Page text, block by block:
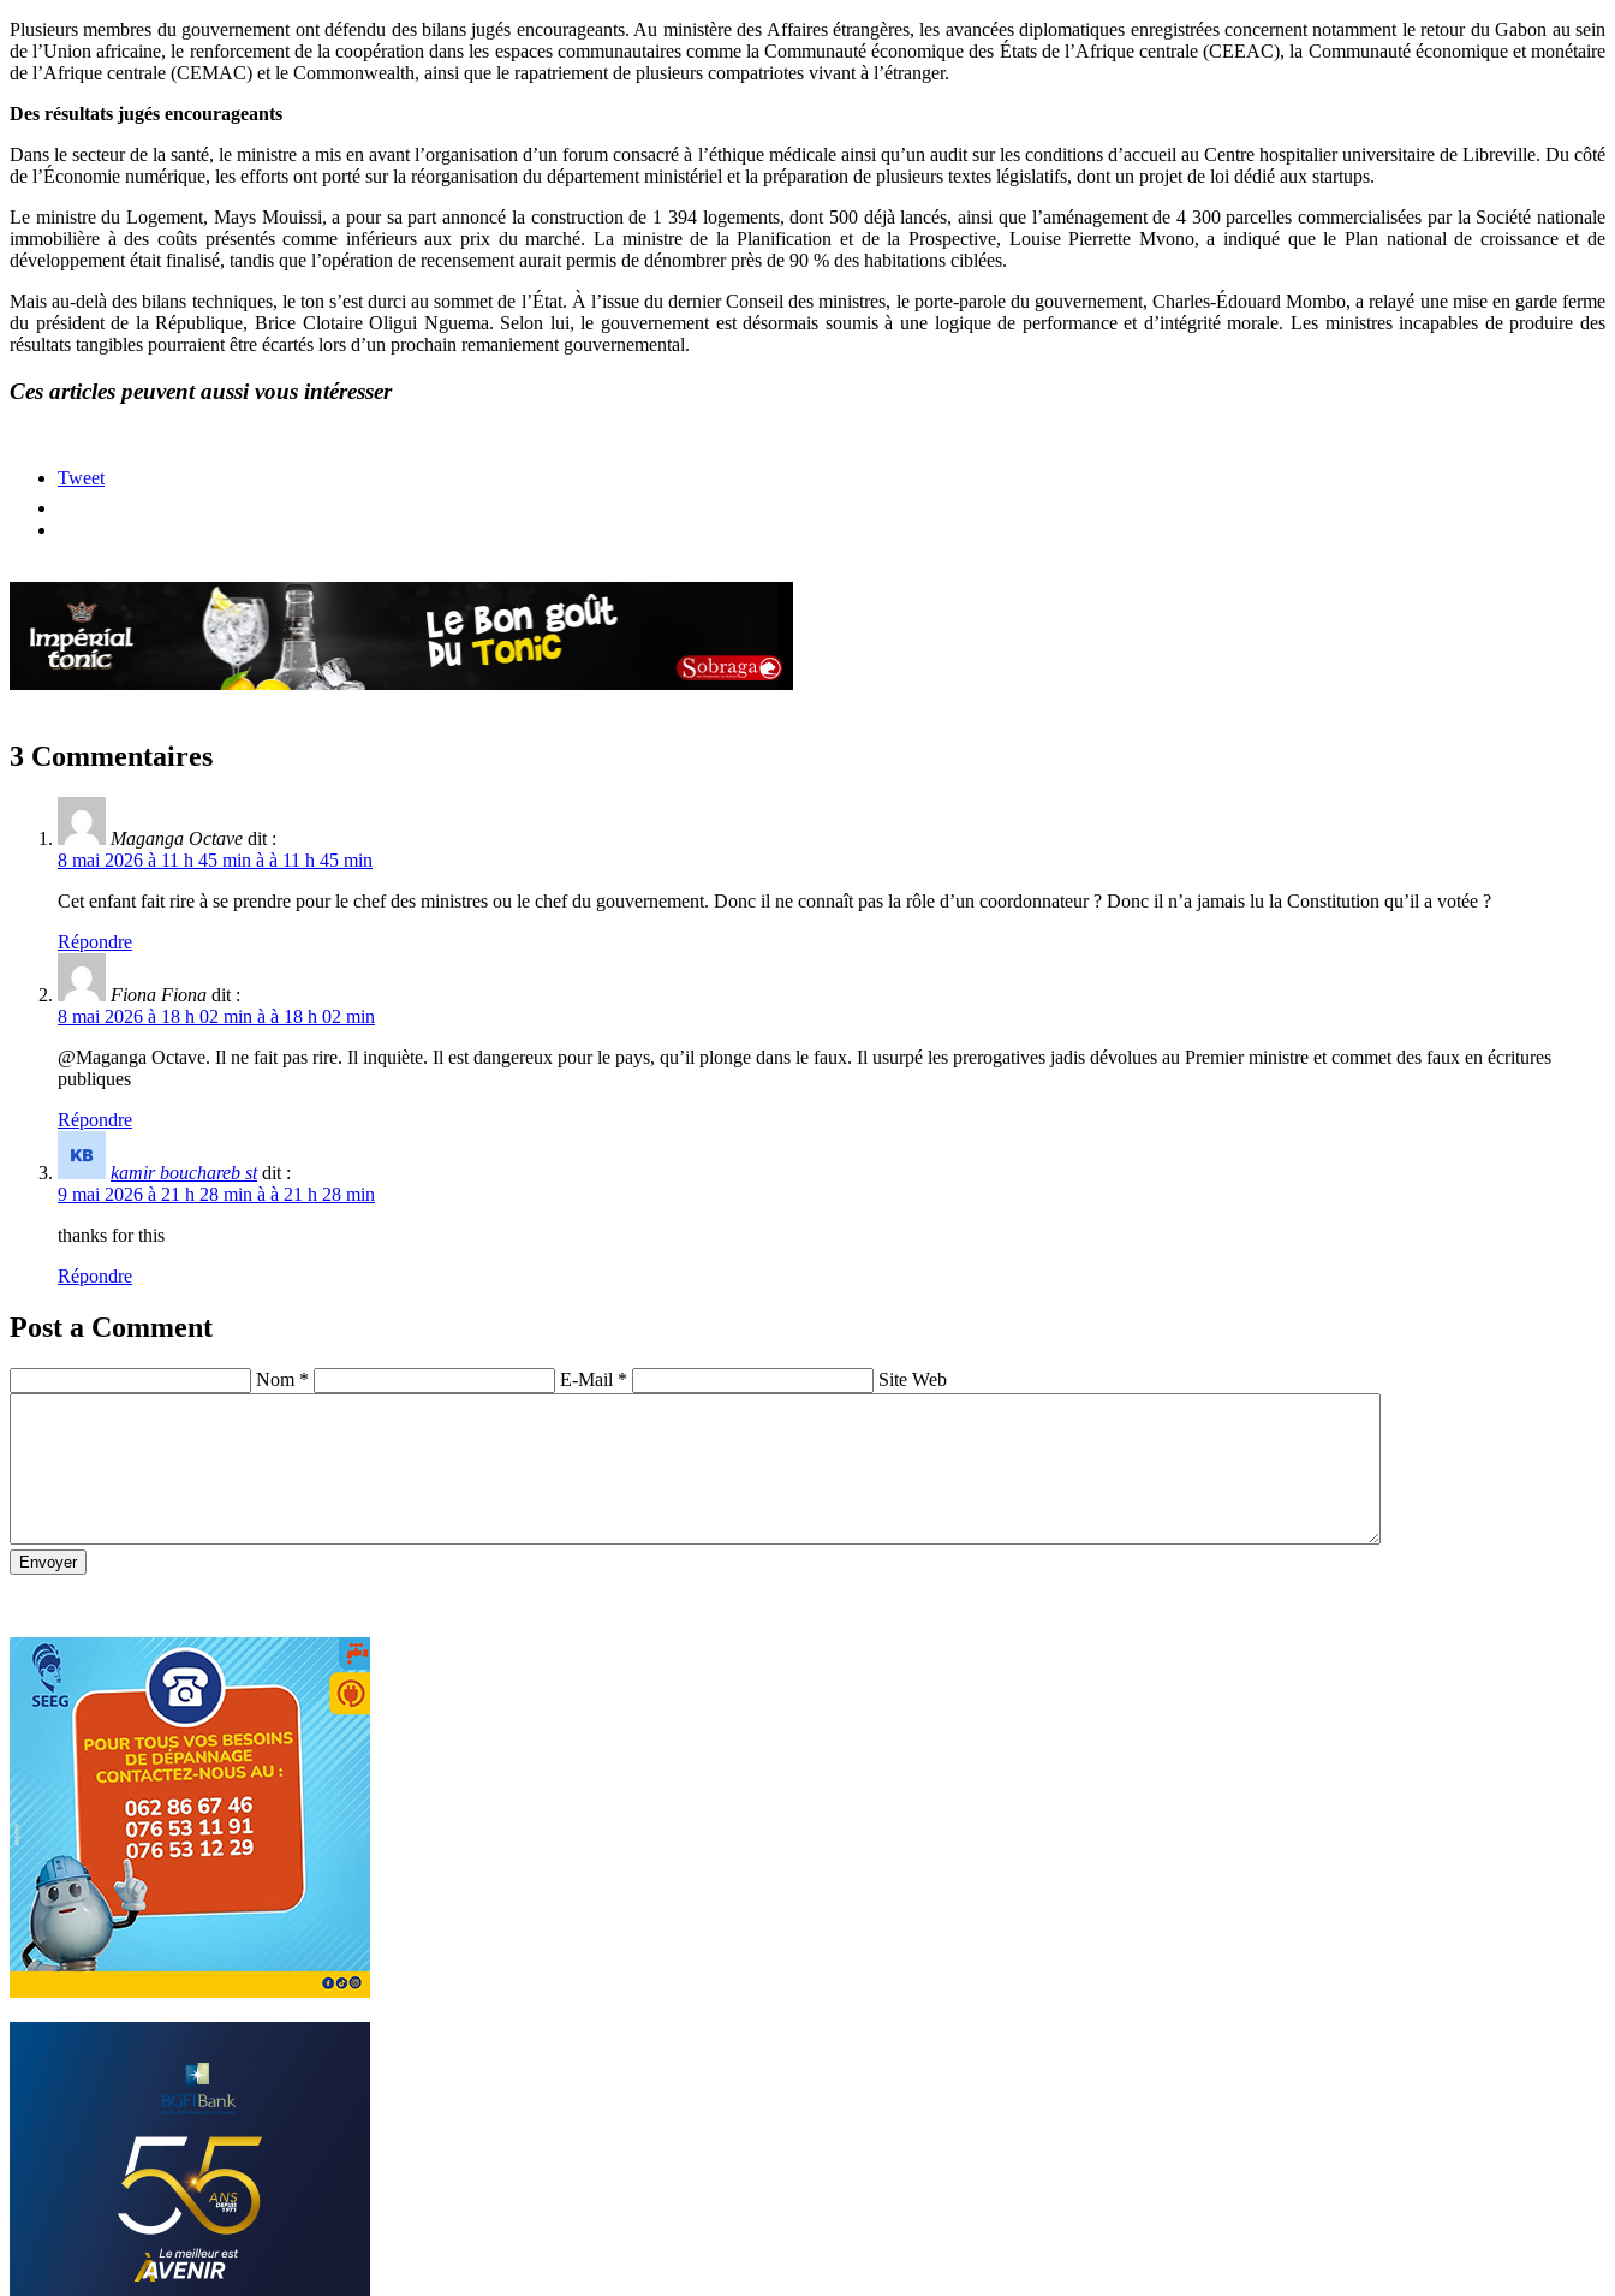
Plusieurs membres du gouvernement ont défendu des bilans jugés encourageants. Au ministère des Affaires étrangères, les avancées diplomatiques enregistrées concernent notamment le retour du Gabon au sein
de l’Union africaine, le renforcement de la coopération dans les espaces communautaires comme la Communauté économique des États de l’Afrique centrale (CEEAC), la Communauté économique et monétaire
de l’Afrique centrale (CEMAC) et le Commonwealth, ainsi que le rapatriement de plusieurs compatriotes vivant à l’étranger.
Des résultats jugés encourageants
Dans le secteur de la santé, le ministre a mis en avant l’organisation d’un forum consacré à l’éthique médicale ainsi qu’un audit sur les conditions d’accueil au Centre hospitalier universitaire de Libreville. Du côté
de l’Économie numérique, les efforts ont porté sur la réorganisation du département ministériel et la préparation de plusieurs textes législatifs, dont un projet de loi dédié aux startups.
Le ministre du Logement, Mays Mouissi, a pour sa part annoncé la construction de 1 394 logements, dont 500 déjà lancés, ainsi que l’aménagement de 4 300 parcelles commercialisées par la Société nationale
immobilière à des coûts présentés comme inférieurs aux prix du marché. La ministre de la Planification et de la Prospective, Louise Pierrette Mvono, a indiqué que le Plan national de croissance et de
développement était finalisé, tandis que l’opération de recensement aurait permis de dénombrer près de 90 % des habitations ciblées.
Mais au-delà des bilans techniques, le ton s’est durci au sommet de l’État. À l’issue du dernier Conseil des ministres, le porte-parole du gouvernement, Charles-Édouard Mombo, a relayé une mise en garde ferme
du président de la République, Brice Clotaire Oligui Nguema. Selon lui, le gouvernement est désormais soumis à une logique de performance et d’intégrité morale. Les ministres incapables de produire des
résultats tangibles pourraient être écartés lors d’un prochain remaniement gouvernemental.
Ces articles peuvent aussi vous intéresser
Tweet
3 Commentaires
Maganga Octave dit :
8 mai 2026 à 11 h 45 min à à 11 h 45 min
Cet enfant fait rire à se prendre pour le chef des ministres ou le chef du gouvernement. Donc il ne connaît pas la rôle d’un coordonnateur ? Donc il n’a jamais lu la Constitution qu’il a votée ?
Répondre
Fiona Fiona dit :
8 mai 2026 à 18 h 02 min à à 18 h 02 min
@Maganga Octave. Il ne fait pas rire. Il inquiète. Il est dangereux pour le pays, qu’il plonge dans le faux. Il usurpé les prerogatives jadis dévolues au Premier ministre et commet des faux en écritures
publiques
Répondre
kamir bouchareb st dit :
9 mai 2026 à 21 h 28 min à à 21 h 28 min
thanks for this
Répondre
Post a Comment
Nom * E-Mail * Site Web